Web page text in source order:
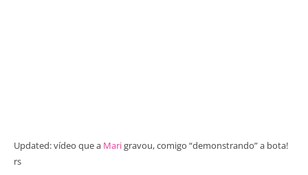
Updated: vídeo que a Marigravou, comigo “demonstrando” a bota!
rs